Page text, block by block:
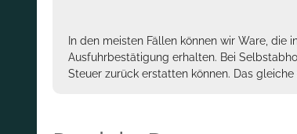
In den meisten Fällen können wir Ware, die
Ausfuhrbestätigung erhalten. Bei
Steuer zurück erstatten können. Das